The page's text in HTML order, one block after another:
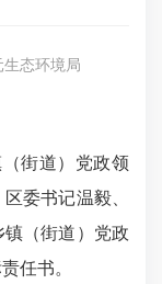
生态环境局
街道）党政领
委书记温毅、
（街道）党政
任书。